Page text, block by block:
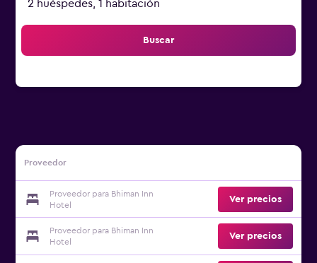
2 huéspedes, 1 habitación
Buscar
Proveedor
Proveedor para Bhiman Inn
Hotel
Ver precios
Proveedor para Bhiman Inn
Hotel
Ver precios